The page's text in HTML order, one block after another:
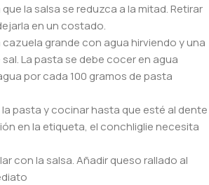
la salsa se reduzca a la mitad. Retirar
en un costado.
grande con agua hirviendo y una
La pasta se debe cocer en agua
por cada 100 gramos de pasta
pasta y cocinar hasta que esté al dente
en la etiqueta, el conchliglie necesita
con la salsa. Añadir queso rallado al